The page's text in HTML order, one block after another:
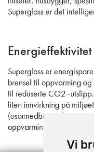
Vi
Superglass er det
Energieffektivitet
Superglass er
brensel til oppvarming
til reduserte CO2 -
liten innvirkning på
(osonnedbrytende
oppvarmingspotensial).